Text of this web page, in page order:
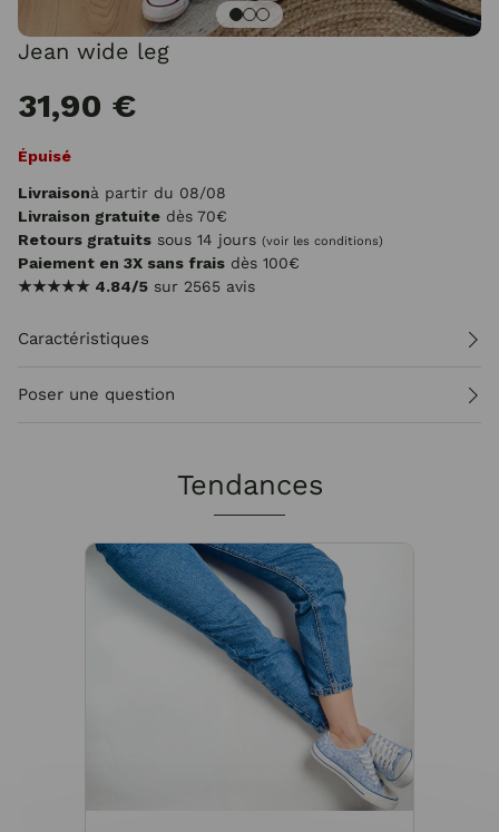
Jean wide leg
31,90 €
Épuisé
Livraisonà partir du 08/08
Livraison gratuite dès 70€
Retours gratuits sous 14 jours (voir les conditions)
Paiement en 3X sans frais dès 100€
★★★★★ 4.84/5 sur 2565 avis
Caractéristiques
Poser une question
Tendances